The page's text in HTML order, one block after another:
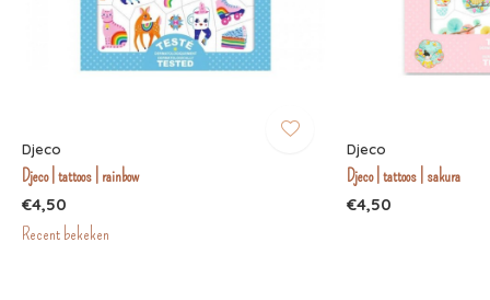
Djeco
Djeco | tattoos | rainbow
€4,50
Djeco
Djeco | tattoos | sakura
€4,50
Recent bekeken